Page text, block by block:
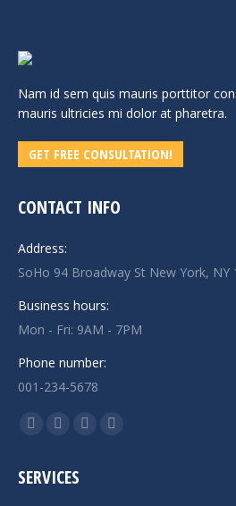
Nam id sem quis mauris porttitor
mauris ultricies mi dolor at pharetra.
GET FREE CONSULTATION!
CONTACT INFO
Address:
SoHo 94 Broadway St New York, NY
Business hours:
Mon - Fri: 9AM - 7PM
Phone number:
001-234-5678
Find us on:
Facebook
opens
X
opens
LinkedinInstagram
SERVICES